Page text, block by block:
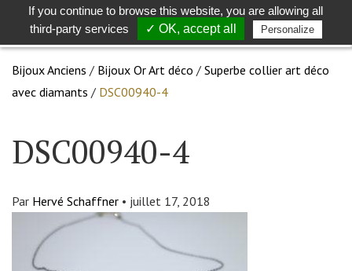
Toggle
search
Bijoux Anciens / Bijoux Or Art déco / Superbe collier art déco
avec diamants / DSC00940-4
DSC00940-4
Par Hervé Schaffner • juillet 17, 2018
If you continue to browse this website, you are allowing all
third-party services
✓ OK, accept all Personalize